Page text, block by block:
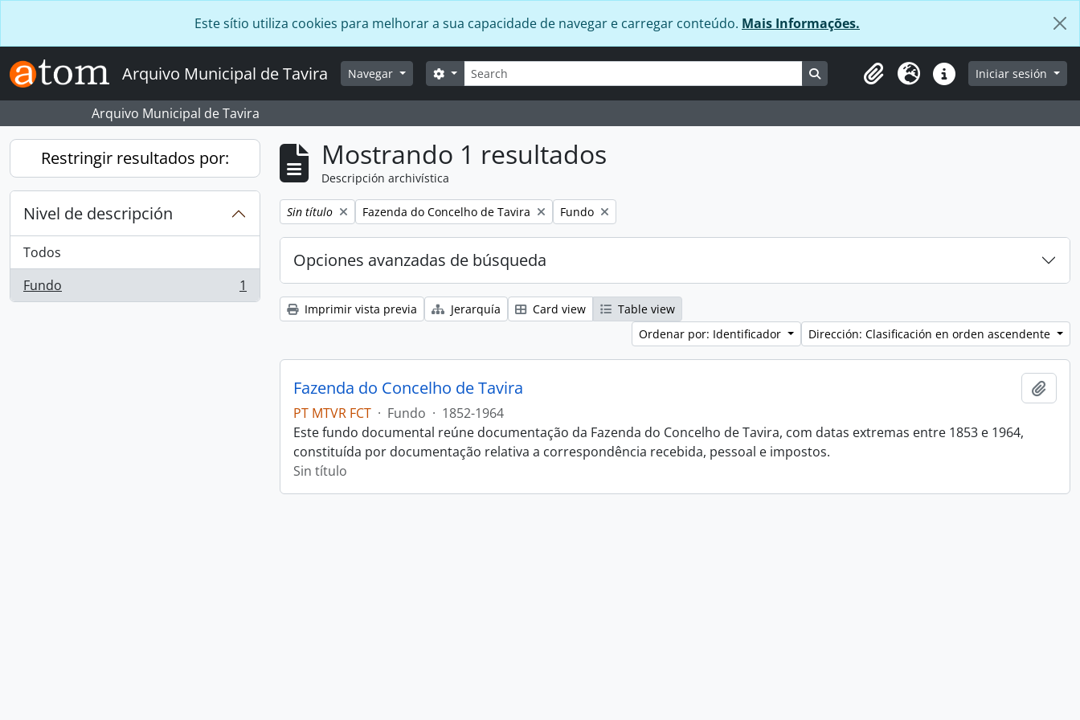
Este sítio utiliza cookies para melhorar a sua capacidade de navegar e carregar conteúdo. Mais Informações.
Arquivo Municipal de Tavira Navegar Búsqueda
Search options Search in browse page
Clipboard
Idioma Enlaces rápidos
Iniciar sesión
Arquivo Municipal de Tavira
Restringir resultados por:
Nivel de descripción
Todos
Fundo
, 1 resultados 1
Mostrando 1 resultados
Descripción archivística
Remove filter:
Sin título Remove filter:
Fazenda do Concelho de Tavira Remove filter:
Fundo
Opciones avanzadas de búsqueda
Imprimir vista previa Jerarquía Card view
Table view
Ordenar por: Identificador
Dirección: Clasificación en orden ascendente
Fazenda do Concelho de Tavira
PT MTVR FCT · Fundo · 1852-1964
Este fundo documental reúne documentação da Fazenda do Concelho de Tavira, com datas extremas entre 1853 e 1964,
constituída por documentação relativa a correspondência recebida, pessoal e impostos.
Sin título